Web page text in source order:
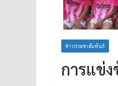
ข่าวประชาสัมพันธ์
การแข่